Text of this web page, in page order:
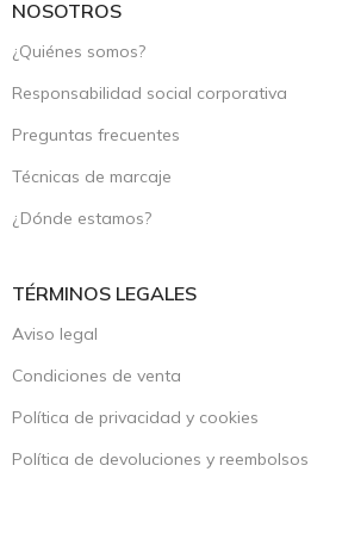
NOSOTROS
¿Quiénes somos?
Responsabilidad social corporativa
Preguntas frecuentes
Técnicas de marcaje
¿Dónde estamos?
TÉRMINOS LEGALES
Aviso legal
Condiciones de venta
Política de privacidad y cookies
Política de devoluciones y reembolsos